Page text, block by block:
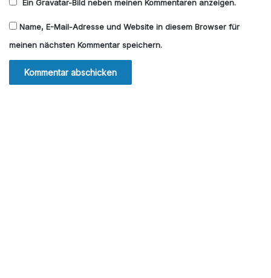
Ein Gravatar-Bild neben meinen Kommentaren anzeigen.
Name, E-Mail-Adresse und Website in diesem Browser für
meinen nächsten Kommentar speichern.